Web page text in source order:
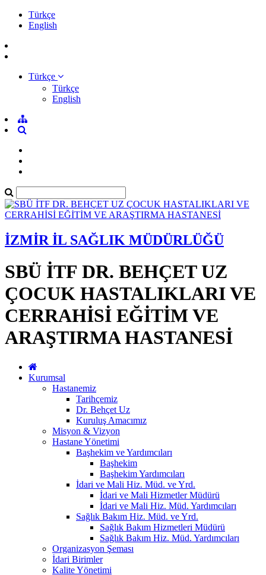
Türkçe
English
Türkçe
Türkçe
English
İZMİR İL SAĞLIK MÜDÜRLÜĞÜ
SBÜ İTF DR. BEHÇET UZ
ÇOCUK HASTALIKLARI VE
CERRAHİSİ EĞİTİM VE
ARAŞTIRMA HASTANESİ
Kurumsal
Hastanemiz
Tarihçemiz
Dr. Behçet Uz
Kuruluş Amacımız
Misyon & Vizyon
Hastane Yönetimi
Başhekim ve Yardımcıları
Başhekim
Başhekim Yardımcıları
İdari ve Mali Hiz. Müd. ve Yrd.
İdari ve Mali Hizmetler Müdürü
İdari ve Mali Hiz. Müd. Yardımcıları
Sağlık Bakım Hiz. Müd. ve Yrd.
Sağlık Bakım Hizmetleri Müdürü
Sağlık Bakım Hiz. Müd. Yardımcıları
Organizasyon Şeması
İdari Birimler
Kalite Yönetimi